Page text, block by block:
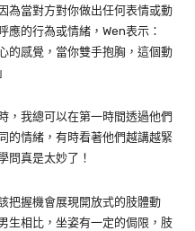
為當對方對你做出任何表情或動
應的行為或情緒，Wen表示：
的感覺，當你雙手抱胸，這個動
，我總可以在第一時間透過他們
的情緒，有時看著他們越講越緊
問真是太妙了！
把握機會展現開放式的肢體動
生相比，坐姿有一定的侷限，肢